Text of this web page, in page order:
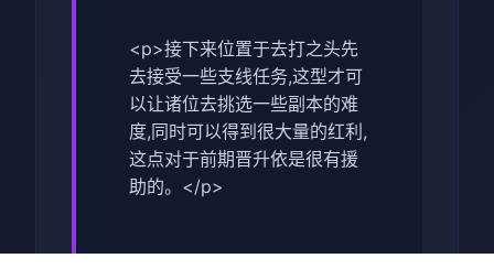
<p>接下来位置于去打之头先
去接受一些支线任务,这型才可
以让诸位去挑选一些副本的难
度,同时可以得到很大量的红利,
这点对于前期晋升依是很有援
助的。</p>